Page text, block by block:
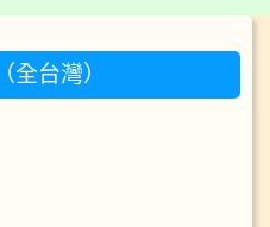
全台灣）